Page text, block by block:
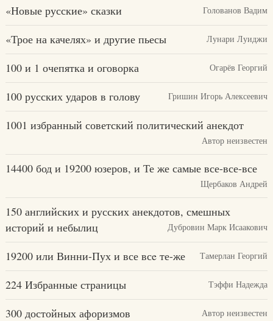
«Новые русские» сказки Голованов Вадим
«Трое на качелях» и другие пьесы Лунари Луиджи
100 и 1 очепятка и оговорка Огарёв Георгий
100 русских ударов в голову Гришин Игорь Алексеевич
1001 избранный советский политический анекдот
Автор неизвестен
14400 бод и 19200 юзеров, и Те же самые все-все-все
Щербаков Андрей
150 английских и русских анекдотов, смешных
историй и небылиц
Дубровин Марк Исаакович
19200 или Винни-Пух и все всe те-же Тамерлан Георгий
224 Избранные страницы Тэффи Надежда
300 достойных афоризмов Автор неизвестен